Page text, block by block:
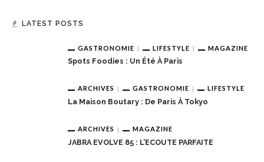
LATEST POSTS
GASTRONOMIE LIFESTYLE MAGAZINE
Spots Foodies : Un Été À Paris
ARCHIVES GASTRONOMIE LIFESTYLE
La Maison Boutary : De Paris À Tokyo
ARCHIVES MAGAZINE
JABRA EVOLVE 85 : L’ECOUTE PARFAITE